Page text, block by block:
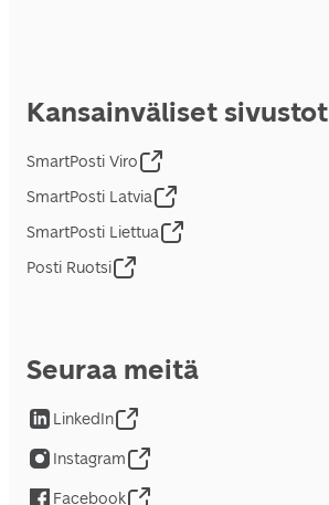
Kansainväliset sivustot
SmartPosti Viro
SmartPosti Latvia
SmartPosti Liettua
Posti Ruotsi
Seuraa meitä
LinkedIn
Instagram
Facebook